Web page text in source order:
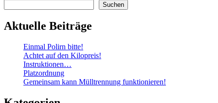
Suchen
Aktuelle Beiträge
Einmal Polirn bitte!
Achtet auf den Kilopreis!
Instruktionen…
Platzordnung
Gemeinsam kann Mülltrennung funktionieren!